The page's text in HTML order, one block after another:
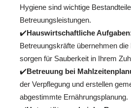
Hygiene sind wichtige
Betreuungsleistungen.
✔️Hauswirtschaftliche
Betreuungskräfte übernehmen
sorgen für Sauberkeit in Ihrem
✔️Betreuung bei
der Verpflegung und erstellen
abgestimmte Ernährungsplanung.